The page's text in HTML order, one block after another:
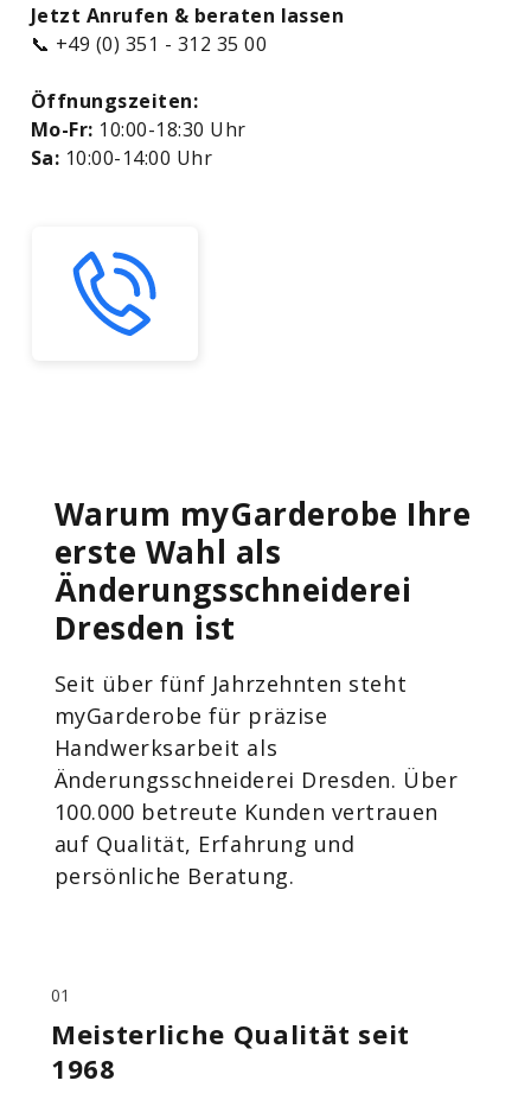
Jetzt Anrufen & beraten lassen
📞 +49 (0) 351 - 312 35 00
Öffnungszeiten:
Mo-Fr: 10:00-18:30 Uhr
Sa: 10:00-14:00 Uhr
Warum myGarderobe Ihre
erste Wahl als
Änderungsschneiderei
Dresden ist
Seit über fünf Jahrzehnten steht
myGarderobe für präzise
Handwerksarbeit als
Änderungsschneiderei Dresden. Über
100.000 betreute Kunden vertrauen
auf Qualität, Erfahrung und
persönliche Beratung.
01
Meisterliche Qualität seit
1968